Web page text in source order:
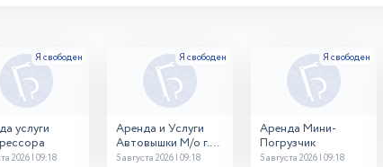
услуги
2026 | 09:18
Аренда и Услуги
Автовышки М/о г.
Домодедово
5 августа 2026 | 09:18
Аренда Мини-
Погрузчик
5 августа 2026 | 09:18